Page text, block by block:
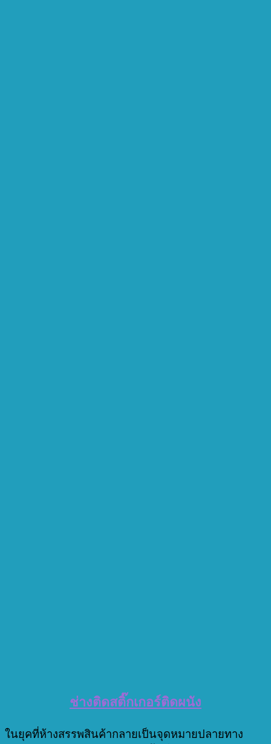
ช่างติดสติ๊กเกอร์ติดผนัง
ในยุคที่ห้างสรรพสินค้ากลายเป็นจุดหมายปลายทาง